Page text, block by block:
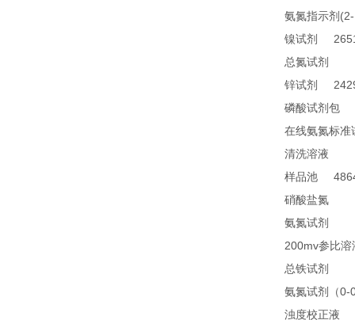
氨氮指示剂
镍试剂
总氮试剂
锌试剂
磷酸试剂包
在线氨氮标准
清洗溶液
样品池
硝酸盐氮
氨氮试剂
200mv参比溶
总铁试剂
氨氮试剂（0-
浊度校正液